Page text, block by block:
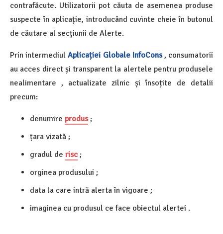
contrafăcute. Utilizatorii pot căuta de asemenea produse
suspecte în aplicație, introducând cuvinte cheie în butonul
de căutare al secțiunii de Alerte.
Prin intermediulAplicației Globale InfoCons, consumatorii
au acces direct și transparent la alertele pentru produsele
nealimentare , actualizate zilnic și însoțite de detalii
precum:
denumire produs;
țara vizată ;
gradul de risc ;
orginea produsului ;
data la care intră alerta în vigoare ;
imaginea cu produsul ce face obiectul alertei .